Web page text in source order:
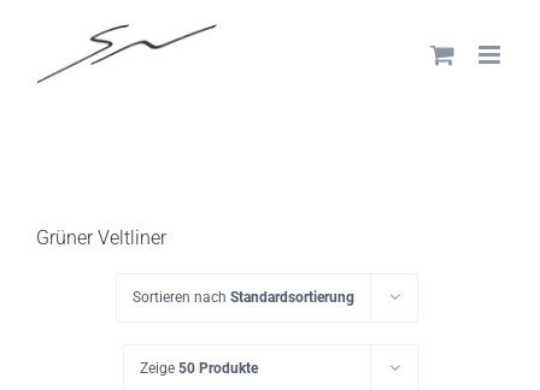
content
Grüner Veltliner
Sortieren nach Standardsortierung
Zeige 50 Produkte